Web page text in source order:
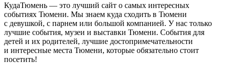
КудаТюмень — это лучший сайт о самых интересных
событиях Тюмени. Мы знаем куда сходить в Тюмени
с девушкой, с парнем или большой компанией. У нас только
лучшие события, музеи и выставки Тюмени. События для
детей и их родителей, лучшие достопримечательности
и интересные места Тюмени, которые обязательно стоит
посетить!